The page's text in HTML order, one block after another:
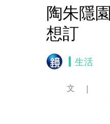
陶朱隱
想訂
生活
文